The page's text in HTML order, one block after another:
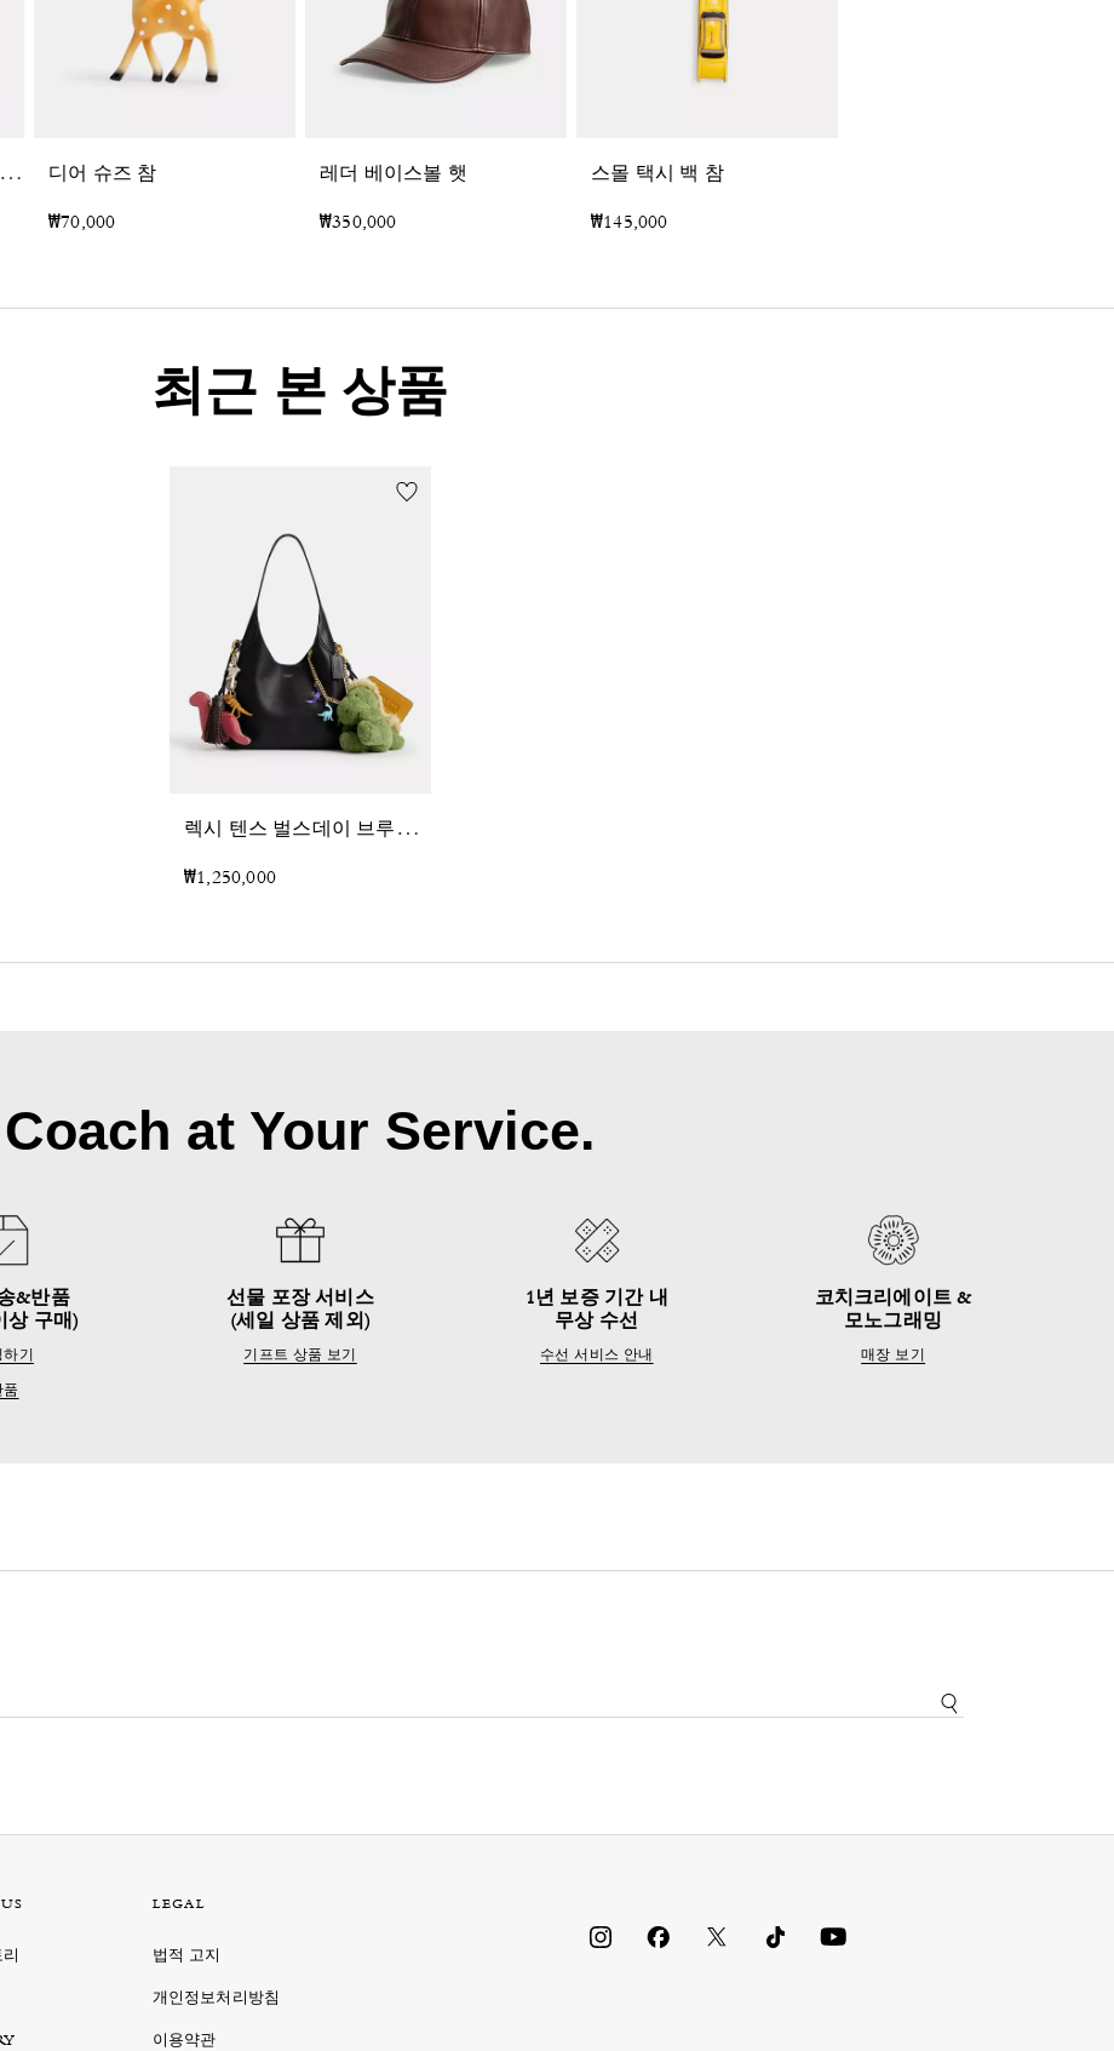
브
루클린 숄더 백 28 인 쉬어링 디어 슈즈 참
₩70,000
레더 베이스볼 햇
₩350,000
스몰 택시 백 참
₩145,000
최근 본 상품
렉
시 텐스 벌스데이 브루클린 숄더 백 28 위드 참
₩1,250,000
Coach at Your Service.
&반품
상 구매)
기
품
선물 포장 서비스
(세일 상품 제외)
기프트 상품 보기
1년 보증 기간 내
무상 수선
수선 서비스 안내
코치크리에이트 &
모노그래밍
매장 보기
LEGAL
법적 고지
개인정보처리방침
이용약관